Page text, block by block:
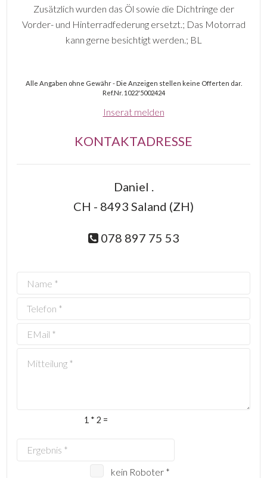
Zusätzlich wurden das Öl sowie die Dichtringe der
Vorder- und Hinterradfederung ersetzt.; Das Motorrad
kann gerne besichtigt werden.; BL
Alle Angaben ohne Gewähr - Die Anzeigen stellen keine Offerten dar.
Ref.Nr. 1022'5002424
Inserat melden
KONTAKTADRESSE
Daniel .
CH - 8493 Saland (ZH)
078 897 75 53
1 * 2 =
kein Roboter *